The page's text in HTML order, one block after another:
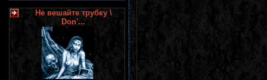
Не вешайте трубку \
Don'...